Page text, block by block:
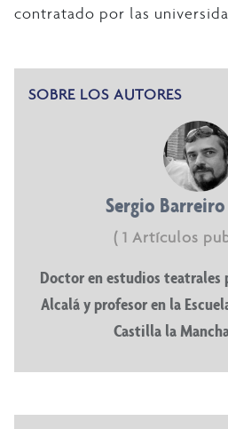
contratado por las
SOBRE LOS AUTORES
Sergio Barreiro
( 1 Artículos
Doctor en estudios teatrales
Alcalá y profesor en la
Castilla la